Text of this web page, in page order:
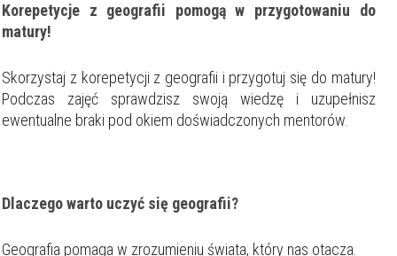
Korepetycje z geografii pomogą w przygotowaniu do
matury!
Skorzystaj z korepetycji z geografii i przygotuj się do matury!
Podczas zajęć sprawdzisz swoją wiedzę i uzupełnisz
ewentualne braki pod okiem doświadczonych mentorów.
Dlaczego warto uczyć się geografii?
Geografia pomaga w zrozumieniu świata, który nas otacza.